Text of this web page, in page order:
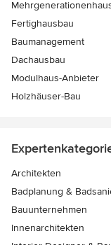
Fertighausbau
Baumanagement
Dachausbau
Modulhaus-Anbieter
Holzhäuser-Bau
Architekten
Badplanung &
Bauunternehmen
Innenarchitekten